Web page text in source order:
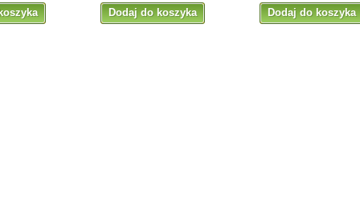
Dodaj do koszyka Dodaj do koszyka